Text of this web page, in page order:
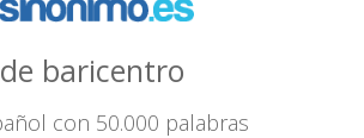
baricentro
con 50.000 palabras